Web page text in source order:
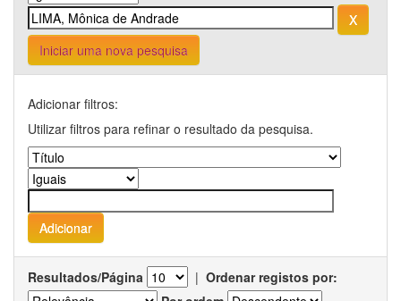
Iniciar uma nova pesquisa
Adicionar filtros:
Utilizar filtros para refinar o resultado da pesquisa.
Resultados/Página | Ordenar registos por: